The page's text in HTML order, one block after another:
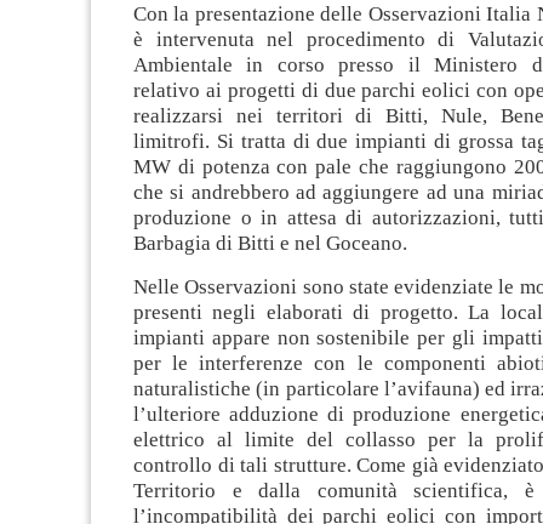
Con la presentazione delle Osservazioni Italia
è intervenuta nel procedimento di
Ambientale in corso presso il Ministero
relativo ai progetti di due parchi eolici con
realizzarsi nei territori di Bitti, Nule,
limitrofi. Si tratta di due impianti di grossa
MW di potenza con pale che raggiungono
che si andrebbero ad aggiungere ad una
produzione o in attesa di autorizzazioni,
Barbagia di Bitti e nel Goceano.
Nelle Osservazioni sono state evidenziate le
presenti negli elaborati di progetto. La
impianti appare non sostenibile per gli
per le interferenze con le componenti
naturalistiche (in particolare l’avifauna) ed
l’ulteriore adduzione di produzione
elettrico al limite del collasso per la
controllo di tali strutture. Come già
Territorio e dalla comunità scientifica, è
l’incompatibilità dei parchi eolici con